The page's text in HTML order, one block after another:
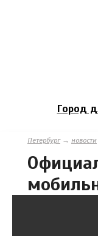
Город
Петербург→ новости